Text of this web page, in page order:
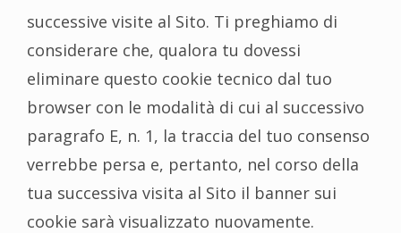
successive visite al Sito. Ti preghiamo di
considerare che, qualora tu dovessi
eliminare questo cookie tecnico dal tuo
browser con le modalità di cui al successivo
paragrafo E, n. 1, la traccia del tuo consenso
verrebbe persa e, pertanto, nel corso della
tua successiva visita al Sito il banner sui
cookie sarà visualizzato nuovamente.